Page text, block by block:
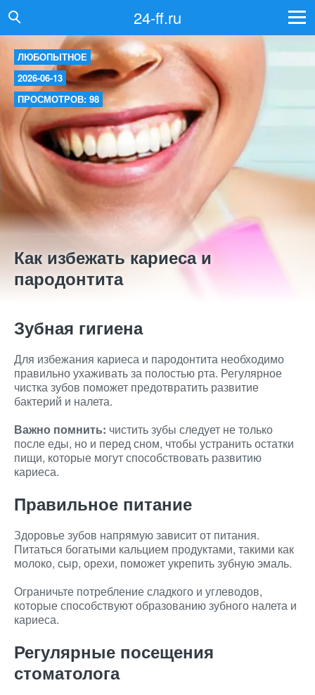
24-ff.ru
ЛЮБОПЫТНОЕ
2026-06-13
ПРОСМОТРОВ: 98
Как избежать кариеса и
пародонтита
Зубная гигиена
Для избежания кариеса и пародонтита необходимо
правильно ухаживать за полостью рта. Регулярное
чистка зубов поможет предотвратить развитие
бактерий и налета.
Важно помнить: чистить зубы следует не только
после еды, но и перед сном, чтобы устранить остатки
пищи, которые могут способствовать развитию
кариеса.
Правильное питание
Здоровье зубов напрямую зависит от питания.
Питаться богатыми кальцием продуктами, такими как
молоко, сыр, орехи, поможет укрепить зубную эмаль.
Ограничьте потребление сладкого и углеводов,
которые способствуют образованию зубного налета и
кариеса.
Регулярные посещения
стоматолога